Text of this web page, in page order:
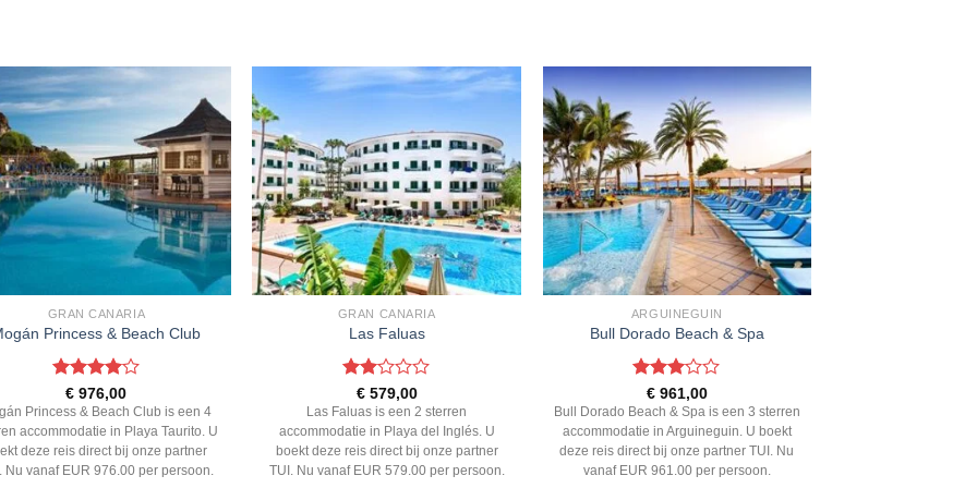
GRAN CANARIA
Princess & Beach Club
Gewaardeerd
4uit 5
€ 976,00
Princess & Beach Club is een 4
accommodatie in Playa Taurito. U
deze reis direct bij onze partner
Nu vanaf EUR 976.00 per persoon.
GRAN CANARIA
Las Faluas
Gewaardeerd
2uit
5
€579,00
Las Faluas is een 2 sterren
accommodatie in Playa del Inglés. U
boekt deze reis direct bij onze partner
TUI. Nu vanaf EUR 579.00 per persoon.
ARGUINEGUIN
Bull Dorado Beach & Spa
Gewaardeerd
3uit 5
€961,00
Bull Dorado Beach & Spa is een 3 sterren
accommodatie in Arguineguin. U boekt
deze reis direct bij onze partner TUI. Nu
vanaf EUR 961.00 per persoon.